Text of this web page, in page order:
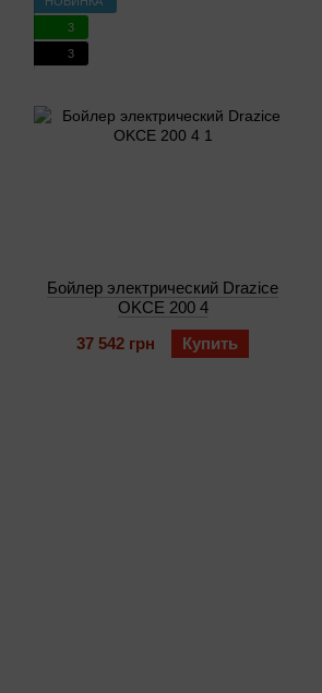
3
3
Бойлер электрический Drazice
OKCE 200 4
37 542 грн
Купить